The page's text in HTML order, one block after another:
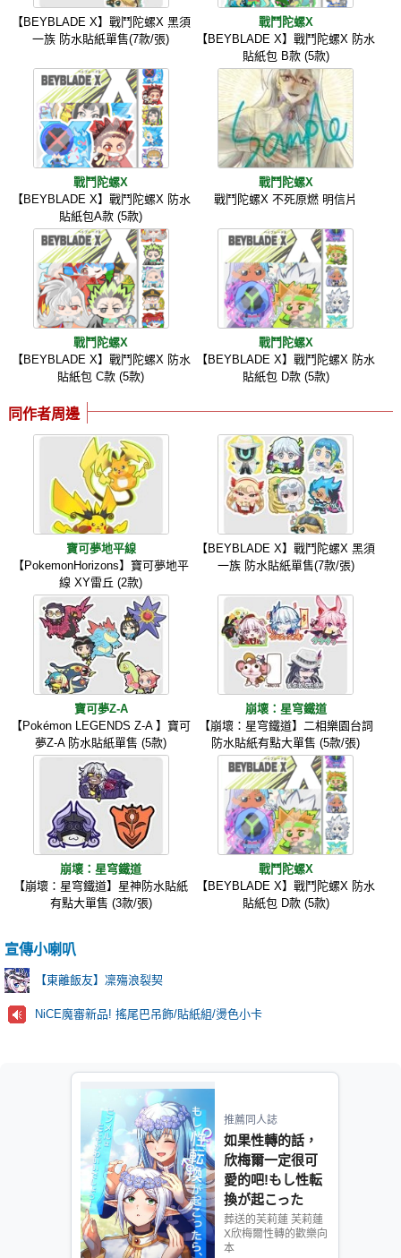
【BEYBLADE X】戰鬥陀螺X 黑須
一族 防水貼紙單售(7款/張)
戰鬥陀螺X
【BEYBLADE X】戰鬥陀螺X 防水
貼紙包 B款 (5款)
戰鬥陀螺X
【BEYBLADE X】戰鬥陀螺X 防水
貼紙包A款 (5款)
戰鬥陀螺X
戰鬥陀螺X 不死原燃 明信片
戰鬥陀螺X
【BEYBLADE X】戰鬥陀螺X 防水
貼紙包 C款 (5款)
戰鬥陀螺X
【BEYBLADE X】戰鬥陀螺X 防水
貼紙包 D款 (5款)
同作者周邊
寶可夢地平線
【PokemonHorizons】寶可夢地平
線 XY雷丘 (2款)
【BEYBLADE X】戰鬥陀螺X 黑須
一族 防水貼紙單售(7款/張)
寶可夢Z-A
【Pokémon LEGENDS Z-A 】寶可
夢Z-A 防水貼紙單售 (5款)
崩壞：星穹鐵道
【崩壞：星穹鐵道】二相樂園台詞
防水貼紙有點大單售 (5款/張)
崩壞：星穹鐵道
【崩壞：星穹鐵道】星神防水貼紙
有點大單售 (3款/張)
戰鬥陀螺X
【BEYBLADE X】戰鬥陀螺X 防水
貼紙包 D款 (5款)
宣傳小喇叭
【東離飯友】凜殤浪裂契
NiCE魔審新品! 搖尾巴吊飾/貼紙組/燙色小卡
推薦同人誌
如果性轉的話，
欣梅爾一定很可
愛的吧!もし性転
換が起こった
ら、ヒンメルは
とてもかわいい
葬送的芙莉蓮 芙莉蓮
X欣梅爾性轉的歡樂向
本